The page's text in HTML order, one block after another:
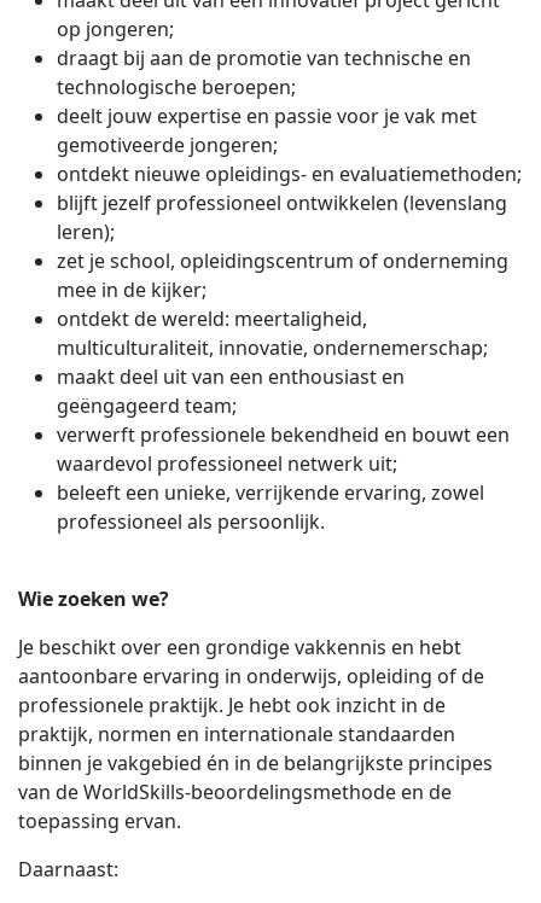
op jongeren;
draagt bij aan de promotie van technische en
technologische beroepen;
deelt jouw expertise en passie voor je vak met
gemotiveerde jongeren;
ontdekt nieuwe opleidings- en evaluatiemethoden;
blijft jezelf professioneel ontwikkelen (levenslang
leren);
zet je school, opleidingscentrum of onderneming
mee in de kijker;
ontdekt de wereld: meertaligheid,
multiculturaliteit, innovatie, ondernemerschap;
maakt deel uit van een enthousiast en
geëngageerd team;
verwerft professionele bekendheid en bouwt een
waardevol professioneel netwerk uit;
beleeft een unieke, verrijkende ervaring, zowel
professioneel als persoonlijk.
Wie zoeken we?
Je beschikt over een grondige vakkennis en hebt
aantoonbare ervaring in onderwijs, opleiding of de
professionele praktijk. Je hebt ook inzicht in de
praktijk, normen en internationale standaarden
binnen je vakgebied én in de belangrijkste principes
van de WorldSkills-beoordelingsmethode en de
toepassing ervan.
Daarnaast: